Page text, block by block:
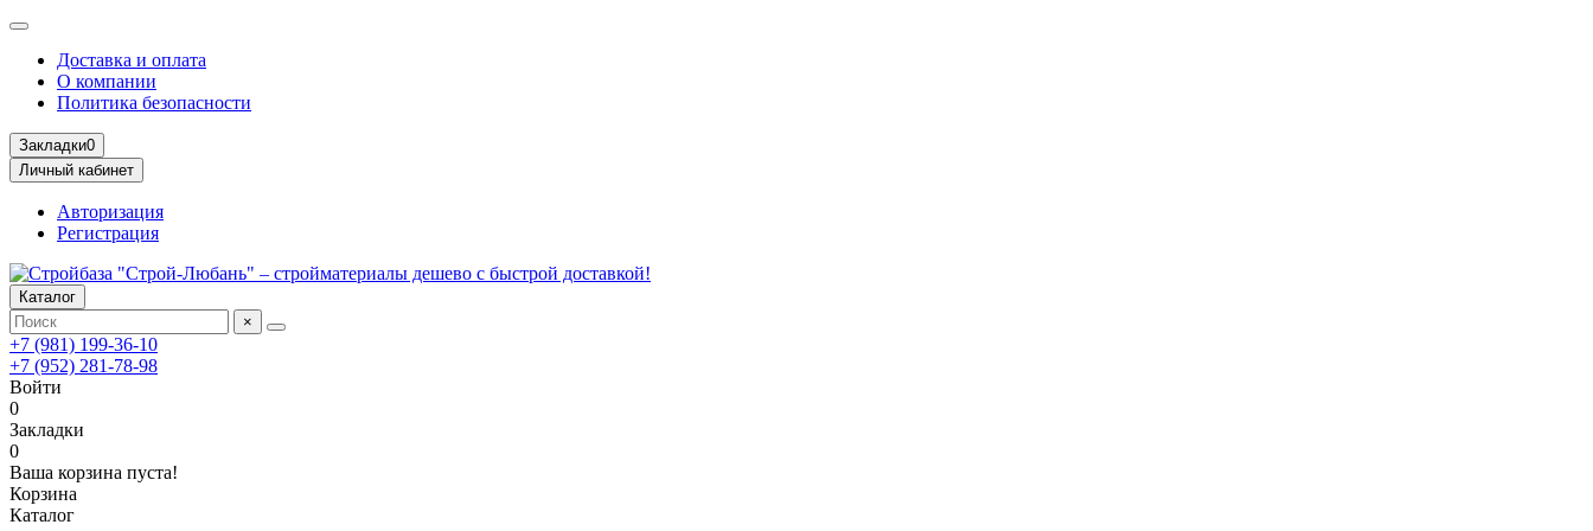
Доставка и оплата
О компании
Политика безопасности
Закладки0
Личный кабинет
Авторизация
Регистрация
Каталог
×
+7 (981) 199-36-10
+7 (952) 281-78-98
Войти
0
Закладки
0
Ваша корзина пуста!
Корзина
Каталог